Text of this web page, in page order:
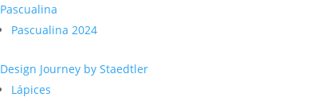
Pascualina
Pascualina 2024
Design Journey by Staedtler
Lápices